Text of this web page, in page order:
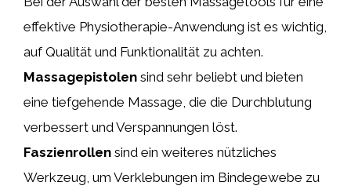
effektive Physiotherapie-Anwendung ist es wichtig,
auf Qualität und Funktionalität zu achten.
Massagepistolen sind sehr beliebt und bieten
eine tiefgehende Massage, die die Durchblutung
verbessert und Verspannungen löst.
Faszienrollen sind ein weiteres nützliches
Werkzeug, um Verklebungen im Bindegewebe zu